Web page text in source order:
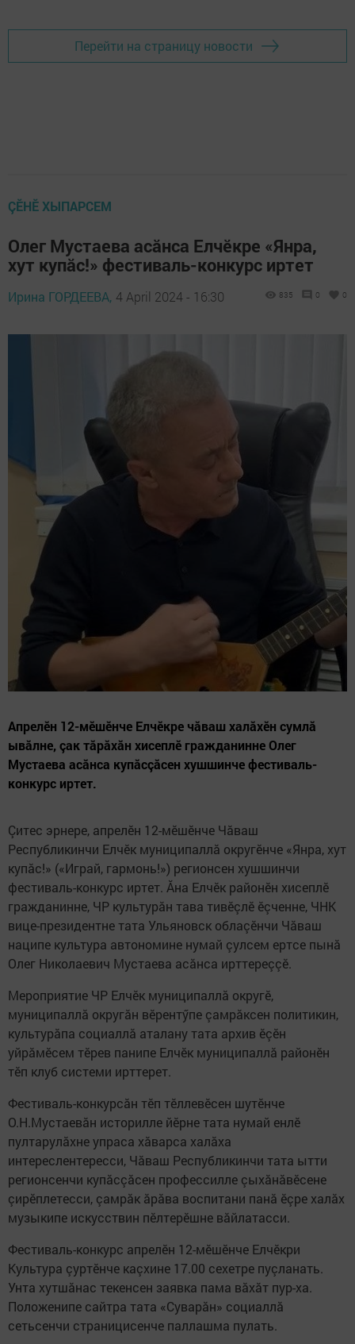
Перейти на страницу новости
ÇӖНӖ ХЫПАРСЕМ
Олег Мустаева асăнса Елчӗкре «Янра,
хут купăс!» фестиваль-конкурс иртет
Ирина ГОРДЕЕВА, 4 April 2024 - 16:30 835 0 0
Апрелӗн 12-мӗшӗнче Елчӗкре чăваш халăхӗн сумлă
ывăлне, çак тăрăхăн хисеплӗ гражданинне Олег
Мустаева асăнса купăсçăсен хушшинче фестиваль-
конкурс иртет.
Çитес эрнере, апрелӗн 12-мӗшӗнче Чăваш
Республикинчи Елчӗк муниципаллă округӗнче «Янра, хут
купăс!» («Играй, гармонь!») регионсен хушшинчи
фестиваль-конкурс иртет. Ăна Елчӗк районӗн хисеплӗ
гражданинне, ЧР культурăн тава тивӗçлӗ ӗçченне, ЧНК
вице-президентне тата Ульяновск облаçӗнчи Чăваш
наципе культура автономине нумай çулсем ертсе пынă
Олег Николаевич Мустаева асăнса ирттереççӗ.
Мероприятие ЧР Елчӗк муниципаллă округӗ,
муниципаллă округăн вӗрентӳпе çамрăксен политикин,
культурăпа социаллă аталану тата архив ӗçӗн
уйрăмӗсем тӗрев панипе Елчӗк муниципаллă районӗн
тӗп клуб системи ирттерет.
Фестиваль-конкурсăн тӗп тӗллевӗсен шутӗнче
О.Н.Мустаевăн историлле йӗрне тата нумай енлӗ
пултарулăхне упраса хăварса халăха
интереслентересси, Чăваш Республикинчи тата ытти
регионсенчи купăсçăсен профессилле çыхăнăвӗсене
çирӗплетесси, çамрăк ăрăва воспитани панă ӗçре халăх
музыкипе искусствин пӗлтерӗшне вăйлатасси.
Фестиваль-конкурс апрелӗн 12-мӗшӗнче Елчӗкри
Культура çуртӗнче каçхине 17.00 сехетре пуçланать.
Унта хутшăнас текенсен заявка пама вăхăт пур-ха.
Положенипе сайтра тата «Суварăн» социаллă
сетьсенчи страницисенче паллашма пулать.